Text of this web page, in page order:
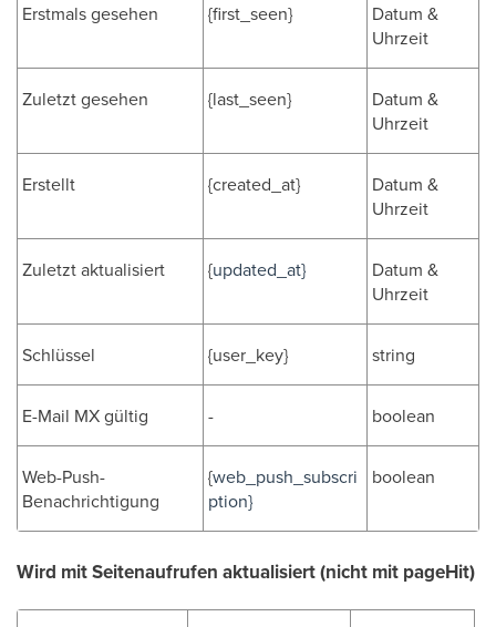
Erstmals gesehen {first_seen}
Datum &
Uhrzeit
Zuletzt gesehen {last_seen}
Datum &
Uhrzeit
Erstellt {created_at}
Datum &
Uhrzeit
Zuletzt aktualisiert {updated_at}
Datum &
Uhrzeit
Schlüssel {user_key} string
E-Mail MX gültig - boolean
Web-Push-
Benachrichtigung
{web_push_subscri
ption}
boolean
Wird mit Seitenaufrufen aktualisiert (nicht mit pageHit)